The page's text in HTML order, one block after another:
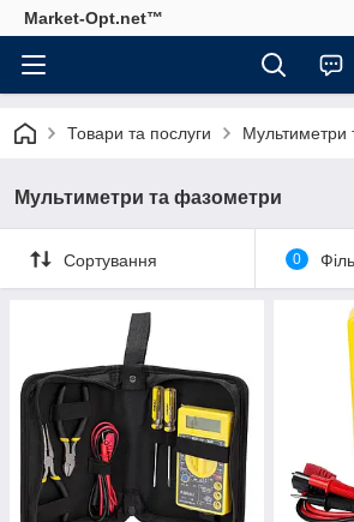
Market-Opt.net™
Товари та послуги Мультиметри
Мультиметри та фазометри
Сортування 0